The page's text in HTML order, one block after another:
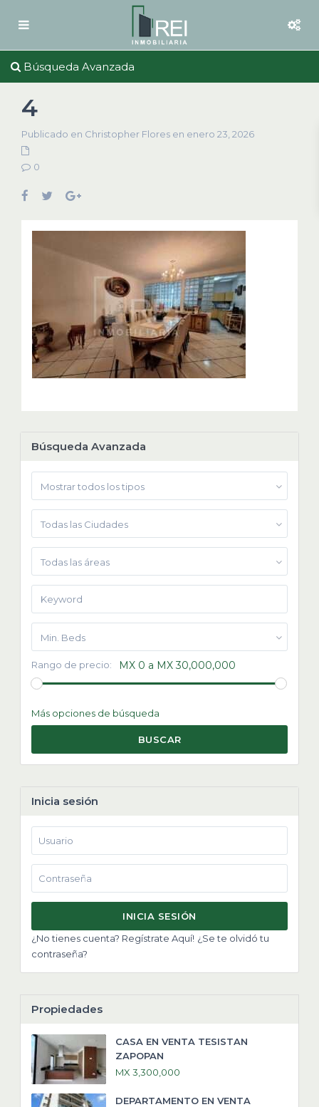
Búsqueda Avanzada
4
Publicado en Christopher Flores en enero 23, 2026
0
Búsqueda Avanzada
Mostrar todos los tipos
Todas las Ciudades
Todas las áreas
Min. Beds
Rango de precio: MX 0 a MX 30,000,000
Más opciones de búsqueda
BUSCAR
Inicia sesión
INICIA SESIÓN
¿No tienes cuenta? Regístrate Aquí! ¿Se te olvidó tu
contraseña?
Propiedades
CASA EN VENTA TESISTAN
ZAPOPAN
MX 3,300,000
DEPARTAMENTO EN VENTA